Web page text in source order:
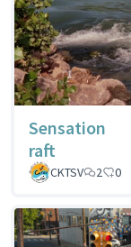
Sensation
raft
CKTSV
2 0